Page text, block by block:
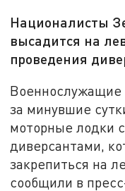
Националисты
высадится на
проведения
Военнослужащие
за минувшие
моторные лодки
диверсантами,
закрепиться на
сообщили в